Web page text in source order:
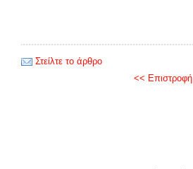
Στείλτε το άρθρο
<< Επιστροφή